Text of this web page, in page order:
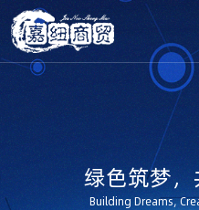
绿色筑梦
Building Dreams,